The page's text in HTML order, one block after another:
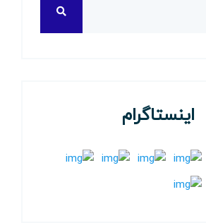
اینستاگرام